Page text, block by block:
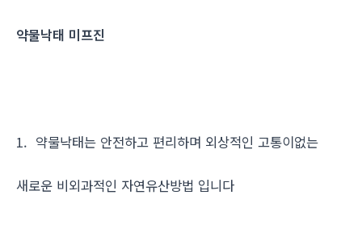
약물낙태 미프진
1. 약물낙태는 안전하고 편리하며 외상적인 고통이없는
새로운 비외과적인 자연유산방법 입니다